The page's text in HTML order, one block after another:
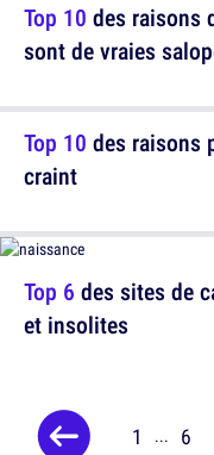
Top 10 des raisons
craint
Top 10 des raisons
sont de vraies
Top 6 des sites de
et insolites
1 ... 6